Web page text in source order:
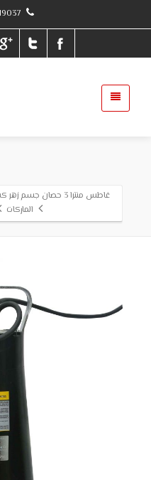
غاطس منترا 3 حصان جسم زهر كسارة و قطاعه ( مفرمه ) 3 فاز
الماركات